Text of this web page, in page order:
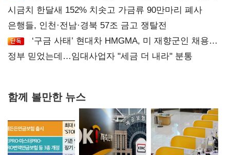
시금치 한달새 152% 치솟고 가금류 90만마리 폐사
은행들, 인천·전남·경북 57조 금고 쟁탈전
‘구금 사태’ 현대차 HMGMA, 미 재향군인 채용
확대로 분위기 반전
정부 믿었는데…임대사업자 "세금 더 내라" 분통
함께 볼만한 뉴스